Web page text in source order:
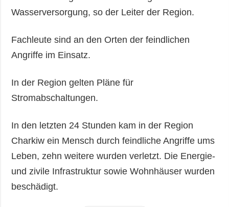
Wasserversorgung, so der Leiter der Region.
Fachleute sind an den Orten der feindlichen
Angriffe im Einsatz.
In der Region gelten Pläne für
Stromabschaltungen.
In den letzten 24 Stunden kam in der Region
Charkiw ein Mensch durch feindliche Angriffe ums
Leben, zehn weitere wurden verletzt. Die Energie-
und zivile Infrastruktur sowie Wohnhäuser wurden
beschädigt.